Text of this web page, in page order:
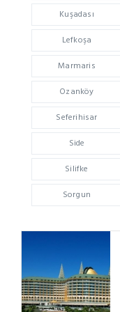
Kuşadası
Lefkoşa
Marmaris
Ozanköy
Seferihisar
Side
Silifke
Sorgun